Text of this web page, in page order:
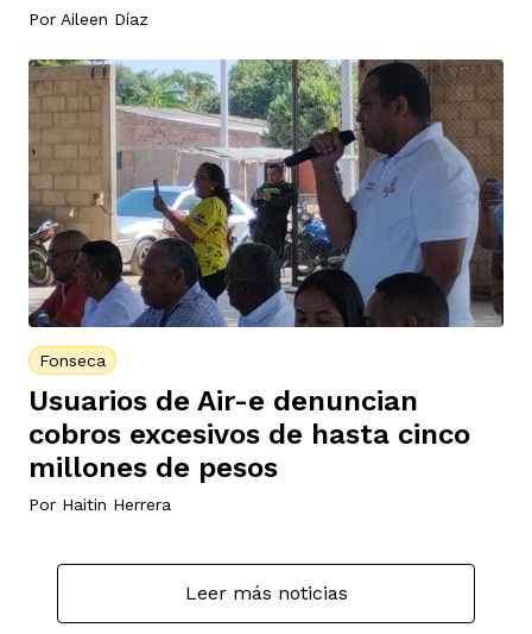
Por Aileen Díaz
Fonseca
Usuarios de Air-e denuncian
cobros excesivos de hasta cinco
millones de pesos
Por Haitin Herrera
Leer más noticias